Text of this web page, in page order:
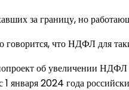
за границу, но
говорится, что НДФЛ для
об увеличении
января 2024 года